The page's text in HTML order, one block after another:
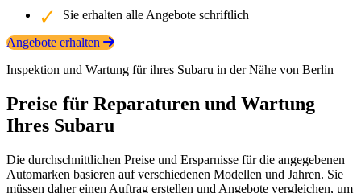
Sie erhalten alle Angebote schriftlich
Angebote erhalten
Inspektion und Wartung für ihres Subaru in der Nähe von Berlin
Preise für Reparaturen und Wartung
Ihres Subaru
Die durchschnittlichen Preise und Ersparnisse für die angegebenen
Automarken basieren auf verschiedenen Modellen und Jahren. Sie
müssen daher einen Auftrag erstellen und Angebote vergleichen, um